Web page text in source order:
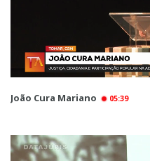
João Cura Mariano 05:39